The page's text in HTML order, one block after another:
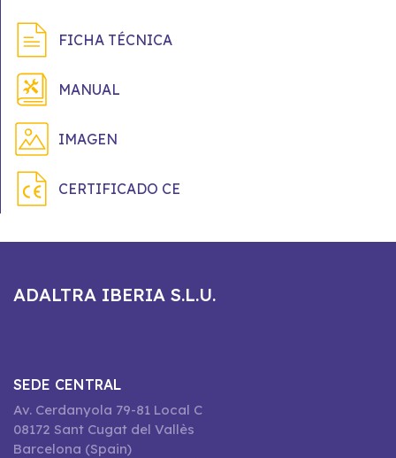
FICHA TÉCNICA
MANUAL
IMAGEN
CERTIFICADO CE
ADALTRA IBERIA S.L.U.
SEDE CENTRAL
Av. Cerdanyola 79-81 Local C
08172 Sant Cugat del Vallès
Barcelona (Spain)